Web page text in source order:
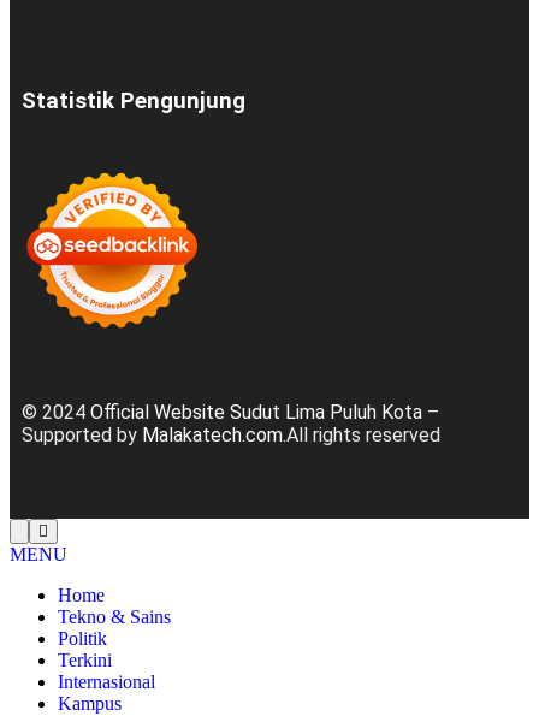
Statistik Pengunjung
© 2024 Official Website Sudut Lima Puluh Kota –
Supported by Malakatech.com.All rights reserved
MENU
Home
Tekno & Sains
Politik
Terkini
Internasional
Kampus